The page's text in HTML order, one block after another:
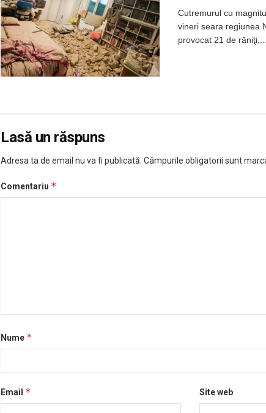
Cutremurul cu
vineri seara regiunea
provocat 21 de răniţi,...
Lasă un răspuns
Adresa ta de email nu va fi publicată. Câmpurile obligatorii sunt
Comentariu *
Nume *
Email * Site web